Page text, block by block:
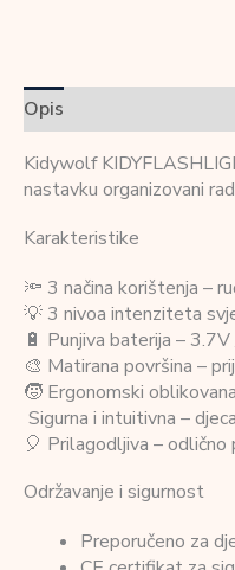
Opis
Kidywolf
nastavku organizovani
Karakteristike
🔦 3 načina korištenja –
💡 3 nivoa intenziteta
🔋 Punjiva baterija –
🎨 Matirana površina –
🧒 Ergonomski
Sigurna i intuitivna –
🎈 Prilagodljiva –
Održavanje i sigurnost
Preporučeno za